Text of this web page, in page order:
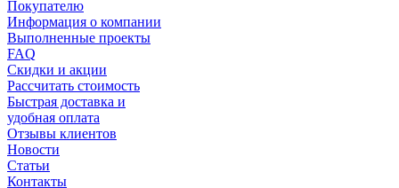
Покупателю
Информация о компании
Выполненные проекты
FAQ
Скидки и акции
Рассчитать стоимость
Быстрая доставка и
удобная оплата
Отзывы клиентов
Новости
Статьи
Контакты